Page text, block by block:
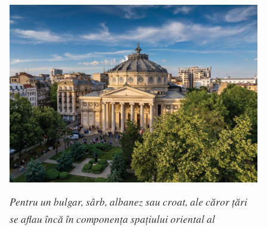
Pentru un bulgar, sârb, albanez sau croat, ale căror țări
se aflau încă în componența spațiului oriental al